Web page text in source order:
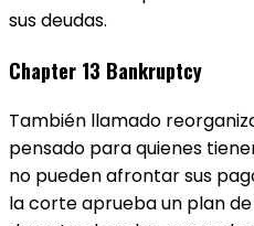
sus deudas.
Chapter 13 Bankruptcy
También llamado
pensado para quienes
no pueden afrontar sus
la corte aprueba un plan